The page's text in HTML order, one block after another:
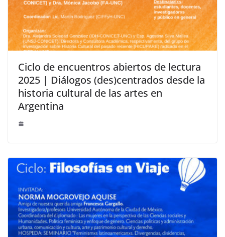
Ciclo de encuentros abiertos de lectura
2025 | Diálogos (des)centrados desde la
historia cultural de las artes en
Argentina